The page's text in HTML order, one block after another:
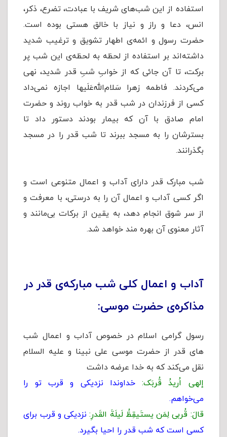
استفاده از این شب‌های شریف با عبادت، تضرع، ذکر،
انس، دعا و راز و نیاز با خالق هستی بوده است.
حضرت رسول و ائمه‌ی اطهار تشویق و ترغیب شدید
داشته‌اند بر استفاده از لحظه به لحظه‌ی این شب پر
برکت، تا آن جائی که از خوابِ شبِ قدر شدید، نهی
می‌کردند. فاطمه زهرا سَلام‌الله‌عَلَیها اجازه نمی‌داد
کسی از فرزندان در شب قدر به خواب روند و حضرت
امام صادق با آن که بیمار بودند دستور داد تا
بسترشان را به مسجد ببرند تا شب قدر را در مسجد
بگذرانند.
شب مبارک قدر دارای آداب و اعمال متنوعی است و
اگر کسی آداب و اعمال آن را به درستی، با معرفت و
از سر شوق انجام دهد، به یقین از برکات بی‌مانند و
آثار معنوی آن بهره مند خواهد شد.
آداب و اعمال کلی شب مبارکه‌ی قدر در
مذاکره‌ی حضرت موسی:
رسول گرامی اسلام در خصوص آداب و اعمال شب
های قدر از حضرت موسی علی نبینا و علیه السلام
نقل می‌کند که به خدا عرضه داشت
إلهی اُریدُ قُربَک:خداوندا نزدیکی و قرب تو را
می‌خواهم.
قالَ: قُربی لِمَن یستَیقِظُ لَیلَةَ القَدرِ: نزدیکی و قرب برای
کسی است که شب قدر را احیا بگیرد.